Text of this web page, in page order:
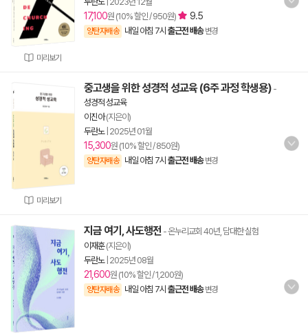
미리보기
17,100원 (10% 할인 / 950원) 9.5
양탄자배송 내일 아침 7시 출근전 배송 변경
미리보기
중고생을 위한 성경적 성교육 (6주 과정 학생용) -
성경적 성교육
이진아(지은이)
두란노| 2025년 01월
15,300원 (10% 할인 / 850원)
양탄자배송 내일 아침 7시 출근전 배송 변경
지금 여기, 사도행전 - 온누리교회 40년, 담대한 실험
이재훈(지은이)
두란노| 2025년 08월
21,600원 (10% 할인 / 1,200원)
양탄자배송 내일 아침 7시 출근전 배송 변경